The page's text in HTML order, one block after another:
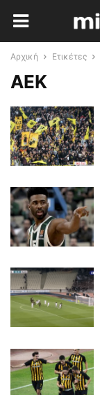
Αρχική Ετικέτες
ΑΕΚ